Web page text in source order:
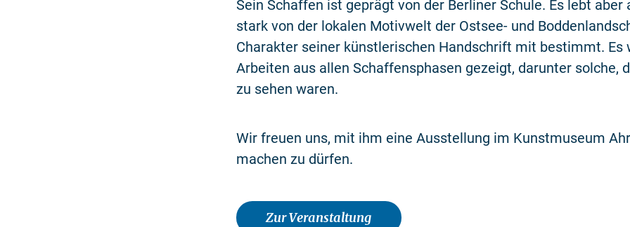
Sein Schaffen ist geprägt von der Berliner Schule. Es lebt aber
stark von der lokalen Motivwelt der Ostsee- und
Charakter seiner künstlerischen Handschrift mit bestimmt. Es
Arbeiten aus allen Schaffensphasen gezeigt, darunter solche,
zu sehen waren.
Wir freuen uns, mit ihm eine Ausstellung im Kunstmuseum
machen zu dürfen.
Zur Veranstaltung